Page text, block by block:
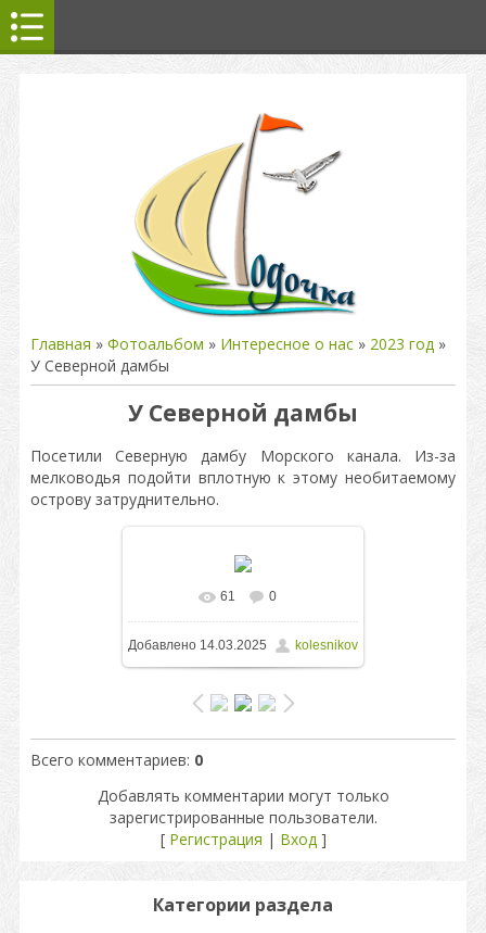
Главная » Фотоальбом » Интересное о нас » 2023 год »
У Северной дамбы
У Северной дамбы
Посетили Северную дамбу Морского канала. Из-за
мелководья подойти вплотную к этому необитаемому
острову затруднительно.
В реальном размере
2667x1500/ 661.1Kb
61 0
Добавлено 14.03.2025 kolesnikov
Всего комментариев: 0
Добавлять комментарии могут только
зарегистрированные пользователи.
[ Регистрация | Вход]
Категории раздела